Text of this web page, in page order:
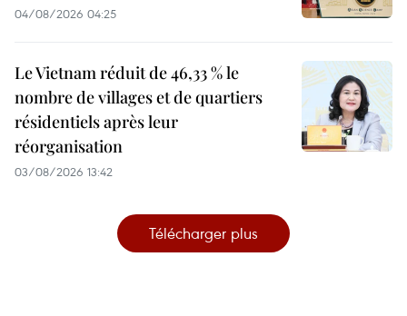
04/08/2026 04:25
Le Vietnam réduit de 46,33 % le
nombre de villages et de quartiers
résidentiels après leur
réorganisation
03/08/2026 13:42
Télécharger plus